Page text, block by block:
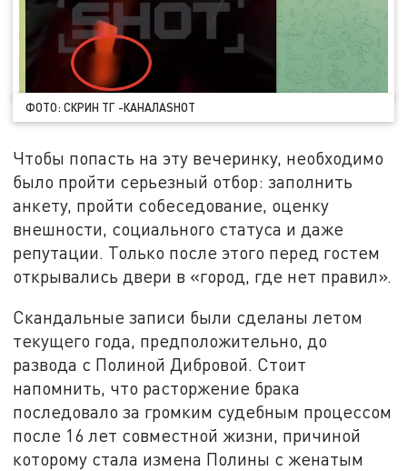
ФОТО: СКРИН ТГ -КАНАЛАSHOT
Чтобы попасть на эту вечеринку, необходимо
было пройти серьезный отбор: заполнить
анкету, пройти собеседование, оценку
внешности, социального статуса и даже
репутации. Только после этого перед гостем
открывались двери в «город, где нет правил».
Скандальные записи были сделаны летом
текущего года, предположительно, до
развода с Полиной Дибровой. Стоит
напомнить, что расторжение брака
последовало за громким судебным процессом
после 16 лет совместной жизни, причиной
которому стала измена Полины с женатым